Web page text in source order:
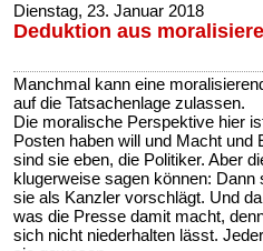
Dienstag, 23. Januar 2018
Deduktion aus
Manchmal kann eine
auf die Tatsachenlage zulassen.
Die moralische Perspektive hier
Posten haben will und Macht
sind sie eben, die Politiker. Aber
klugerweise sagen können:
sie als Kanzler vorschlägt. Und
was die Presse damit macht,
sich nicht niederhalten lässt.